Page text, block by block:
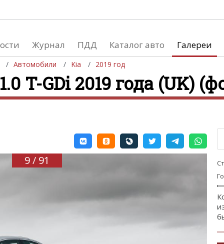
Журнал ПДД Каталог авто Галереи
Автомобили Kia 2019 год
T-GDi 2019 года (UK)
и автомобили
и мото
Автосалоны
Список мировых автосалонов
9 / 91